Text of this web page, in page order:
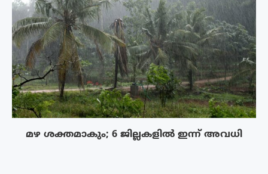
മഴ ശക്തമാകും; 6 ജില്ലകളിൽ ഇന്ന് അവധി